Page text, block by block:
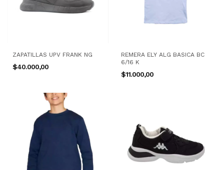
ZAPATILLAS UPV FRANK NG
$40.000,00
REMERA ELY ALG BASICA BC
6/16 K
$11.000,00